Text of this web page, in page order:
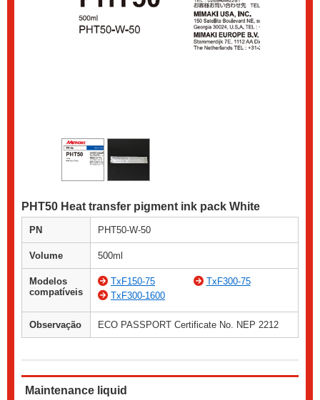
PHT50 Heat transfer pigment ink pack White
PN PHT50-W-50
Volume 500ml
Modelos
compatíveis
TxF150-75
TxF300-75
TxF300-1600
Observação ECO PASSPORT Certificate No. NEP 2212
Maintenance liquid